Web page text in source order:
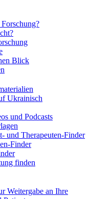
Blick
Ukrainisch
und Podcasts
und Therapeuten-Finder
Finder
finden
Weitergabe an Ihre